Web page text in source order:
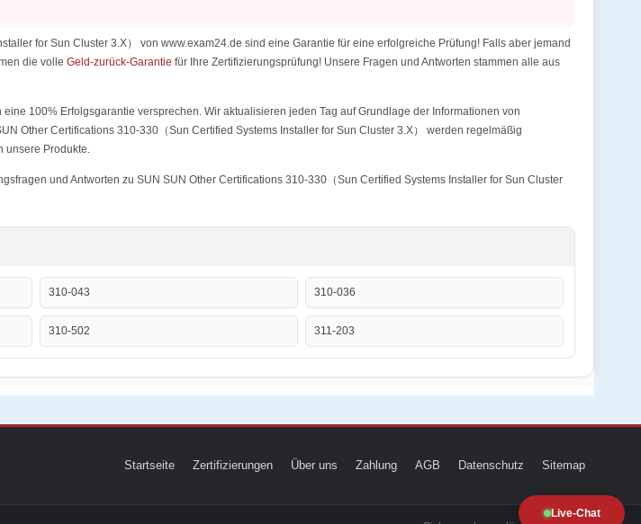
Live-Chat
for Sun Cluster 3.X） von www.exam24.de sind eine Garantie für eine erfolgreiche Prüfung! Falls aber jemand
die volle Geld-zurück-Garantie für Ihre Zertifizierungsprüfung! Unsere Fragen und Antworten stammen alle aus
100% Erfolgsgarantie versprechen. Wir aktualisieren jeden Tag auf Grundlage der Informationen von
Other Certifications 310-330（Sun Certified Systems Installer for Sun Cluster 3.X） werden regelmäßig
unsere Produkte.
und Antworten zu SUN SUN Other Certifications 310-330（Sun Certified Systems Installer for Sun Cluster
310-043 310-036
310-502 311-203
Startseite Zertifizierungen Über uns Zahlung AGB Datenschutz Sitemap